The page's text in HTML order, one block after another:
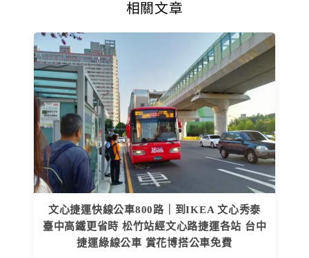
相關文章
文心捷運快線公車800路｜到IKEA 文心秀泰
臺中高鐵更省時 松竹站經文心路捷運各站 台中
捷運綠線公車 賞花博搭公車免費